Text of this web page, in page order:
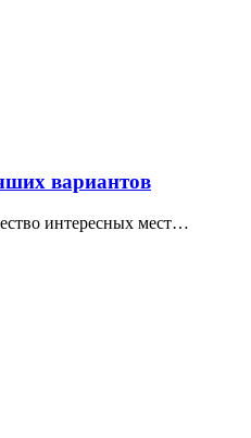
вариантов
интересных мест…